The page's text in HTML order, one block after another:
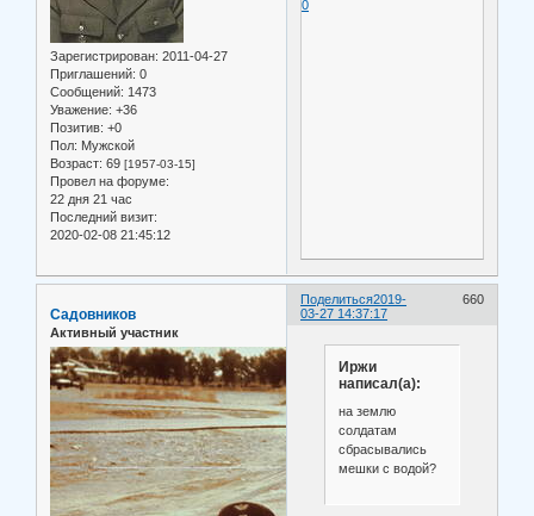
Зарегистрирован: 2011-04-27
Приглашений: 0
Сообщений: 1473
Уважение: +36
Позитив: +0
Пол: Мужской
Возраст: 69 [1957-03-15]
Провел на форуме:
22 дня 21 час
Последний визит:
2020-02-08 21:45:12
0
Поделиться 660
2019-
03-27 14:37:17
Садовников
Активный участник
Иржи
написал(а):
на землю
солдатам
сбрасывались
мешки с водой?